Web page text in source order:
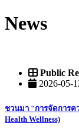
News
Public
2026-05-
ชวนมา "การจัดการค
Health Wellness)